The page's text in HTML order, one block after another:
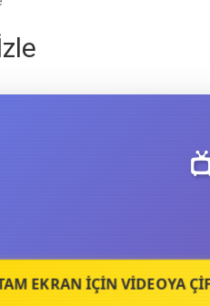
EKRAN İÇİN VİDEOYA